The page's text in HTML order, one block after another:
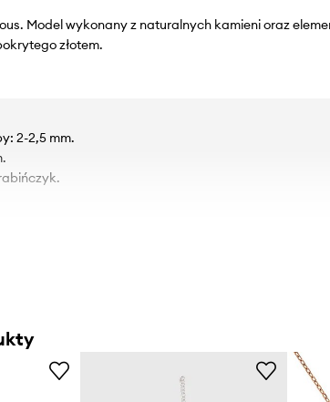
Model wykonany z naturalnych kamieni oraz
złotem.
2-2,5 mm.